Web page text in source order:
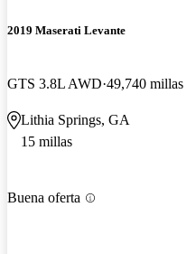
2019 Maserati Levante
GTS 3.8L AWD 49,740 millas
Lithia Springs, GA
15 millas
Buena oferta